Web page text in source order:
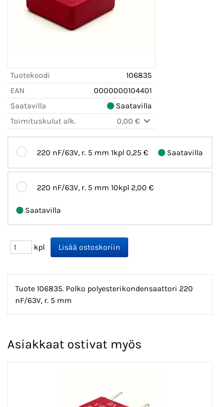
Tuotekoodi
106835
EAN
0000000104401
Saatavilla
Saatavilla
Toimituskulut alk.
0,00 €
220 nF/63V, r. 5 mm 1kpl 0,25 € Saatavilla
220 nF/63V, r. 5 mm 10kpl 2,00 €
Saatavilla
kpl
Tuote 106835. Polko polyesterikondensaattori 220
nF/63V, r. 5 mm
Asiakkaat ostivat myös